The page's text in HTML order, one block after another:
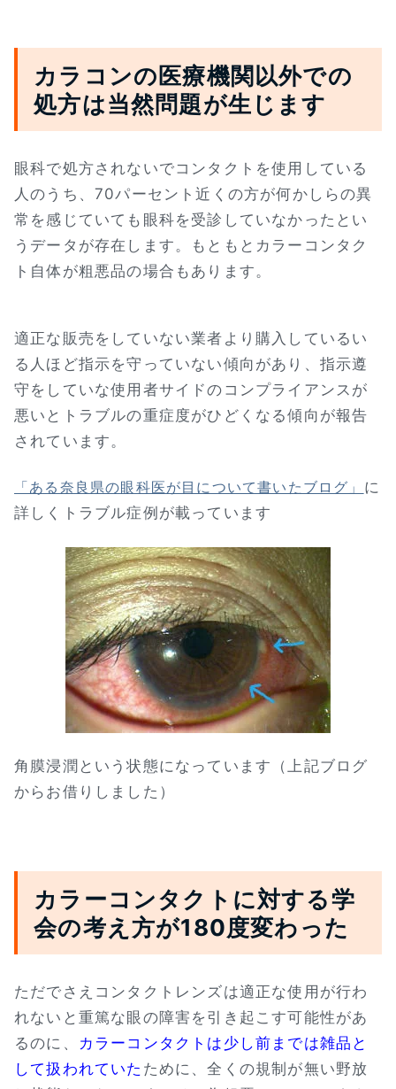
カラコンの医療機関以外での
処方は当然問題が生じます
眼科で処方されないでコンタクトを使用している
人のうち、70パーセント近くの方が何かしらの異
常を感じていても眼科を受診していなかったとい
うデータが存在します。もともとカラーコンタク
ト自体が粗悪品の場合もあります。
適正な販売をしていない業者より購入しているい
る人ほど指示を守っていない傾向があり、指示遵
守をしていな使用者サイドのコンプライアンスが
悪いとトラブルの重症度がひどくなる傾向が報告
されています。
「ある奈良県の眼科医が目について書いたブログ」 に
詳しくトラブル症例が載っています
角膜浸潤という状態になっています（上記ブログ
からお借りしました）
カラーコンタクトに対する学
会の考え方が180度変わった
ただでさえコンタクトレンズは適正な使用が行わ
れないと重篤な眼の障害を引き起こす可能性があ
るのに、
カラーコンタクトは少し前までは雑品と
して扱われていた ために、全くの規制が無い野放